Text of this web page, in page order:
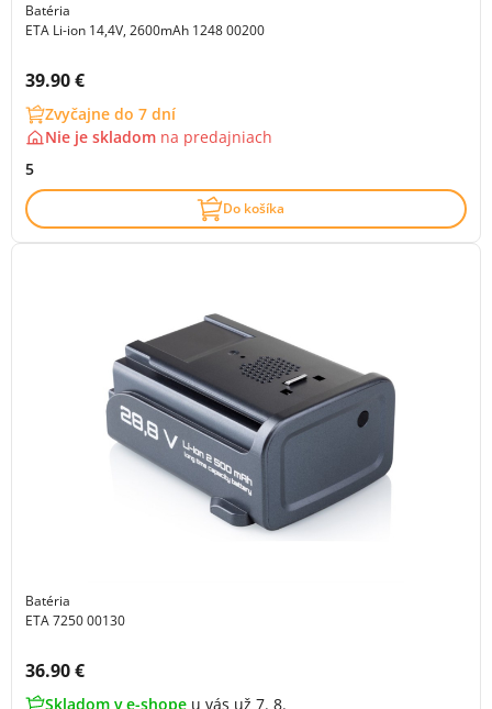
Batéria
ETA Li-ion 14,4V, 2600mAh 1248 00200
Cena s DPH:
39.90 €
Zvyčajne do 7 dní
Nie je skladom na predajniach
5
Do košíka
Batéria
ETA 7250 00130
Cena s DPH:
36.90 €
Skladom v e-shope u vás už 7. 8.